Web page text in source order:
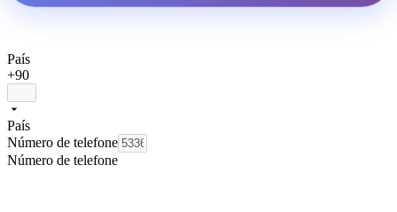
País
+90
País
Número de telefone
Número de telefone